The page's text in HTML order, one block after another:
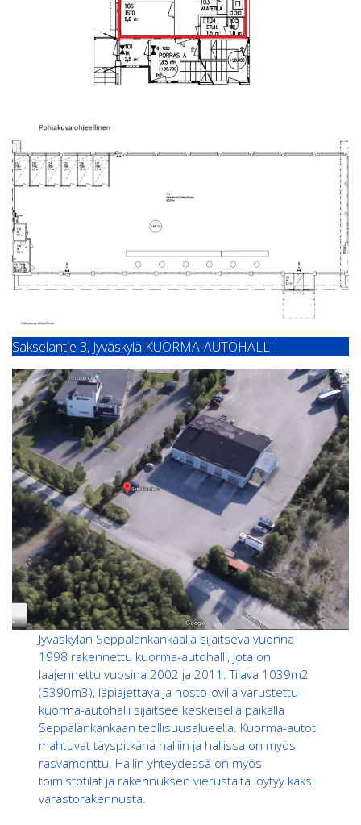
Sakselantie 3, Jyväskylä KUORMA-AUTOHALLI
Jyväskylän Seppälänkankaalla sijaitseva vuonna
1998 rakennettu kuorma-autohalli, jota on
laajennettu vuosina 2002 ja 2011. Tilava 1039m2
(5390m3), läpiajettava ja nosto-ovilla varustettu
kuorma-autohalli sijaitsee keskeisellä paikalla
Seppälänkankaan teollisuusalueella. Kuorma-autot
mahtuvat täyspitkänä halliin ja hallissa on myös
rasvamonttu. Hallin yhteydessä on myös
toimistotilat ja rakennuksen vierustalta löytyy kaksi
varastorakennusta.